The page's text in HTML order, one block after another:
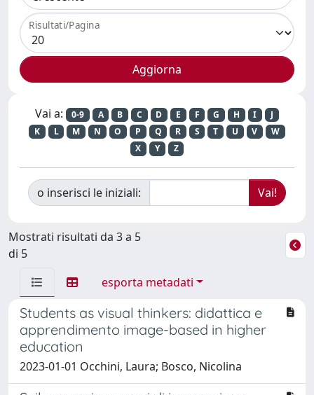
Risultati/Pagina
Vai a: 0-9 A B C D E F G H I
J
K
L M N O P Q R S T U V
W
X
Y Z
o inserisci le iniziali:
Mostrati risultati da 3 a 5
di 5
esporta metadati
Students as visual thinkers: didattica e
apprendimento image-based in higher
education
2023-01-01 Occhini, Laura; Bosco, Nicolina